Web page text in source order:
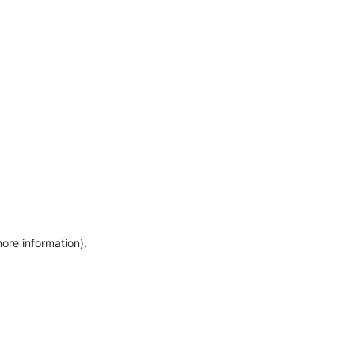
information).